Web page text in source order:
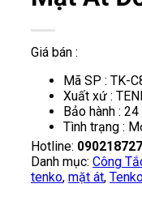
Giá bán :
Mã SP : TK-
Xuất xứ :
Bảo hành : 24
Tình trạng :
Hotline:
Danh mục: Công
tenko, mặt át,